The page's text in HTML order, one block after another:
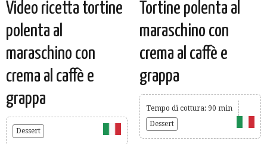
Video ricetta tortine
polenta al
maraschino con
crema al caffè e
grappa
Dessert
Tortine polenta al
maraschino con
crema al caffè e
grappa
Tempo di cottura: 90 min
Dessert